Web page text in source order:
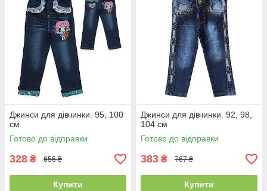
Джинси для дівчинки. 95, 100
см
Готово до відправки
328 ₴ 656 ₴
Купити
Джинси для дівчинки. 92, 98,
104 см
Готово до відправки
383 ₴ 767 ₴
Купити